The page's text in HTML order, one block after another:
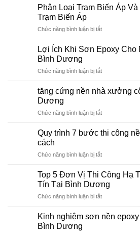
sơn
sàn
xưởng
Dẫn
Trí
Số
Biến
Cho
Phân Loại Trạm Biến Áp
Trạm Biến Áp
Chức năng bình luận bị tắtở
Trạm
Áp
Lưu
Lựa
Trạm
Lợi Ích Khi Sơn Epoxy
Bình Dương
Chức năng bình luận bị tắtở
Ích
Epoxy
Nền
tại
Dương
tăng cứng nền nhà xưởng
Dương
Chức năng bình luận bị tắtở
cứng
xưởng
nghiệp
tại
Bình
Dương
Quy trình 7 bước thi công
cách
Chức năng bình luận bị tắtở
trình
bước
thi
nền
Top 5 Đơn Vị Thi Công Hạ
Tín Tại Bình Dương
Chức năng bình luận bị tắtở
Kinh nghiệm sơn nền
Bình Dương